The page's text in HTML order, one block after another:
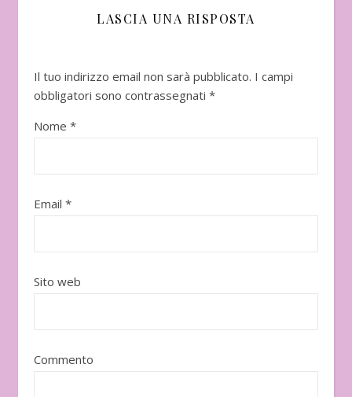
LASCIA UNA RISPOSTA
Il tuo indirizzo email non sarà pubblicato. I campi
obbligatori sono contrassegnati *
Nome *
Email *
Sito web
Commento